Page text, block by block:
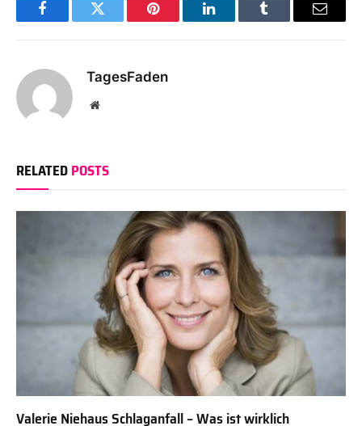
FacebookTwitter Pinterest LinkedInTumblr Email
TagesFaden
Website
RELATEDPOSTS
Valerie Niehaus Schlaganfall – Was ist wirklich